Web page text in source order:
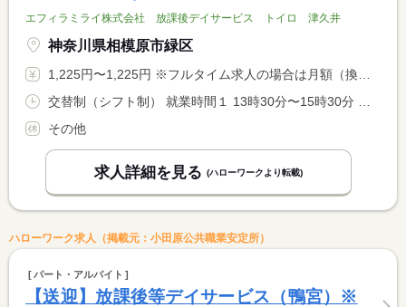
エフィラミライ株式会社 放課後デイサービス トイロ 津久井
神奈川県相模原市緑区
1,225円〜1,225円 ※フルタイム求人の場合は月額（換算額）、パート求人の場合は時間額を表示しています。
その他
求人詳細を見る (ハローワークより転載)
ハローワーク求人（掲載元：小田原公共職業安定所）
パート・アルバイト
【送迎】放課後等デイサービス（鴨宮）※